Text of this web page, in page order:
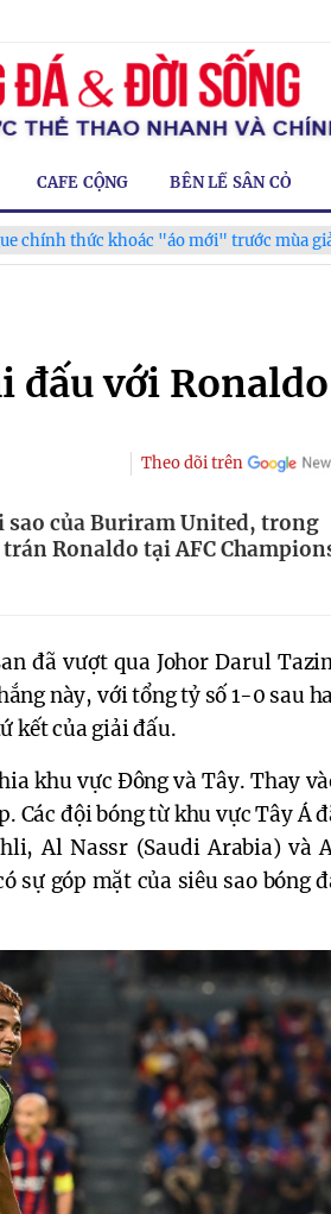
CAFE CỘNG BÊN LỀ SÂN CỎ
khoác "áo mới" trước mùa giải 2026-
đấu với Ronaldo
Theo dõi trên
sao của Buriram United, trong
Ronaldo tại AFC
đã vượt qua Johor Darul
này, với tổng tỷ số 1-0 sau
kết của giải đấu.
khu vực Đông và Tây. Thay
Các đội bóng từ khu vực Tây Á
Al Nassr (Saudi Arabia) và
sự góp mặt của siêu sao bóng